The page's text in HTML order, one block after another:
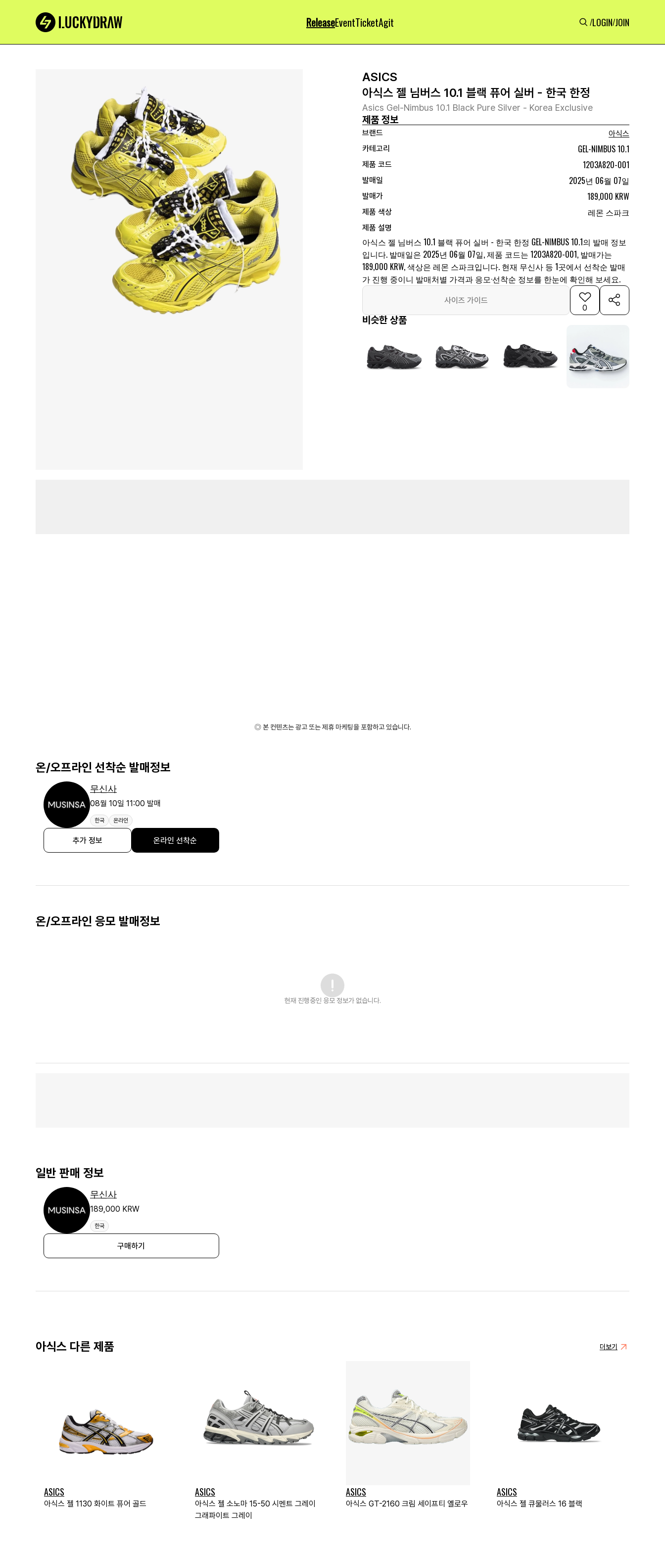
ReleaseEventTicketAgit /LOGIN/JOIN
ASICS
아식스 젤 님버스 10.1 블랙 퓨어 실버 - 한국 한정
Asics Gel-Nimbus 10.1 Black Pure Silver - Korea Exclusive
제품 정보
브랜드
아식스
카테고리
GEL-NIMBUS 10.1
제품 코드 1203A820-001
발매일 2025년 06월 07일
발매가 189,000 KRW
제품 색상 레몬 스파크
제품 설명
아식스 젤 님버스 10.1 블랙 퓨어 실버 - 한국 한정 GEL-NIMBUS 10.1의 발매 정보
입니다. 발매일은 2025년 06월 07일, 제품 코드는 1203A820-001, 발매가는
189,000 KRW, 색상은 레몬 스파크입니다. 현재 무신사 등 1곳에서 선착순 발매
가 진행 중이니 발매처별 가격과 응모·선착순 정보를 한눈에 확인해 보세요.
사이즈 가이드
0
비슷한 상품
◎ 본 컨텐츠는 광고 또는 제휴 마케팅을 포함하고 있습니다.
온/오프라인 선착순 발매정보
무신사
08월 10일 11:00 발매
한국 온라인
추가 정보 온라인 선착순
온/오프라인 응모 발매정보
현재 진행중인 응모 정보가 없습니다.
일반 판매 정보
무신사
189,000 KRW
한국
구매하기
아식스 다른 제품 더보기
ASICS
아식스 젤 1130 화이트 퓨어 골드
ASICS
아식스 젤 소노마 15-50 시멘트 그레이
그래파이트 그레이
ASICS
아식스 GT-2160 크림 세이프티 옐로우
ASICS
아식스 젤 큐물러스 16 블랙